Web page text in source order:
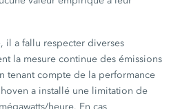
il a fallu respecter diverses
la mesure continue des émissions
tenant compte de la performance
a installé une limitation de
heure. En cas